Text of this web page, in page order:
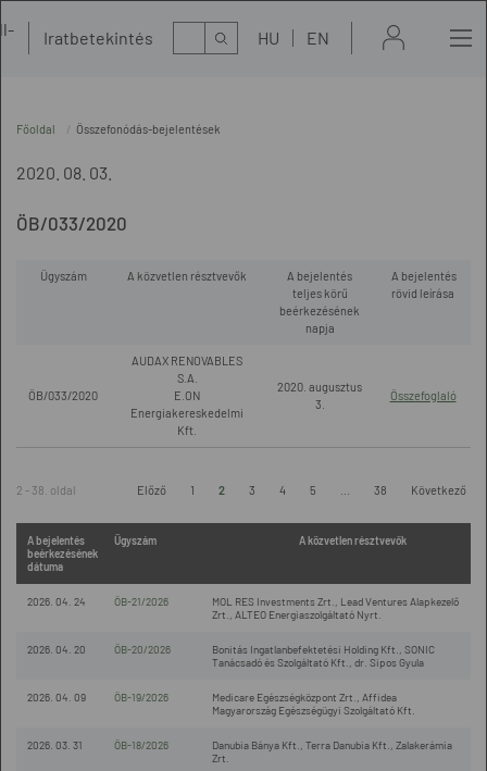
Iratbetekintés Kereső HU EN
Főoldal Összefonódás-bejelentések
2020. 08. 03.
ÖB/033/2020
Ügyszám A közvetlen résztvevők
A bejelentés
teljes körű
beérkezésének
napja
A bejelentés
rövid leírása
ÖB/033/2020
AUDAX RENOVABLES
S.A.
E.ON
Energiakereskedelmi
Kft.
2020. augusztus
3.
Összefoglaló
2 - 38. oldal Előző 1 2 3 4 5 38 Következő
A bejelentés
beérkezésének
dátuma
Ügyszám A közvetlen résztvevők
2026. 04. 24 ÖB-21/2026
MOL RES Investments Zrt., Lead Ventures Alapkezelő
Zrt., ALTEO Energiaszolgáltató Nyrt.
2026. 04. 20 ÖB-20/2026
Bonitás Ingatlanbefektetési Holding Kft., SONIC
Tanácsadó és Szolgáltató Kft., dr. Sipos Gyula
2026. 04. 09 ÖB-19/2026
Medicare Egészségközpont Zrt., Affidea
Magyarország Egészségügyi Szolgáltató Kft.
2026. 03. 31 ÖB-18/2026
Danubia Bánya Kft., Terra Danubia Kft., Zalakerámia
Zrt.